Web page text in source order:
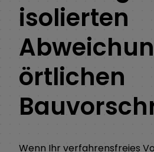
isolierten
örtlichen
Wenn Ihr verfahrensfreies